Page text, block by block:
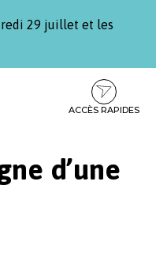
29 juillet et les
ACCÈS RAPIDES
d’une